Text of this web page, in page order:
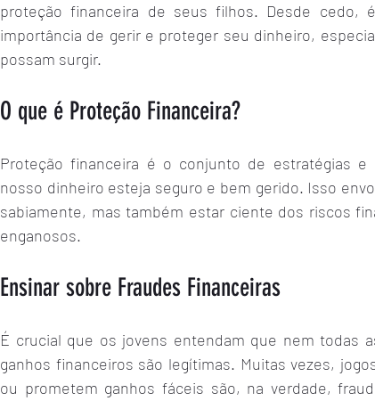
proteção financeira de seus filhos. Desde cedo,
importância de gerir e proteger seu dinheiro,
possam surgir.
O que é Proteção Financeira?
Proteção financeira é o conjunto de estratégias e
nosso dinheiro esteja seguro e bem gerido. Isso
sabiamente, mas também estar ciente dos riscos
enganosos.
Ensinar sobre Fraudes Financeiras
É crucial que os jovens entendam que nem todas
ganhos financeiros são legítimas. Muitas vezes,
ou prometem ganhos fáceis são, na verdade,